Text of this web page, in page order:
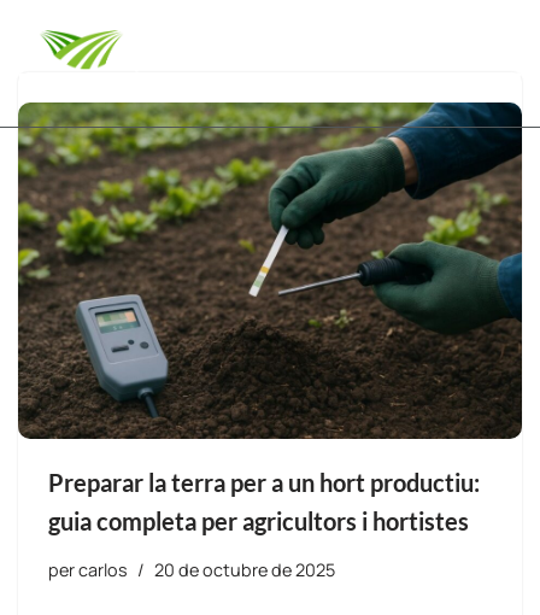
Vés al
contingut
Preparar la terra per a un hort productiu:
guia completa per agricultors i hortistes
percarlos 20 de octubre de 2025